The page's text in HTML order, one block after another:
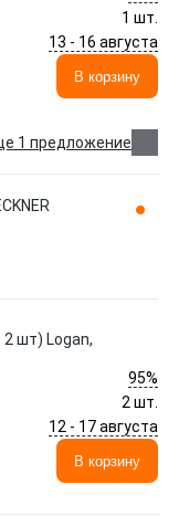
1 шт.
13 - 16 августа
В корзину
1 предложение
шт) Logan,
95%
2 шт.
12 - 17 августа
В корзину